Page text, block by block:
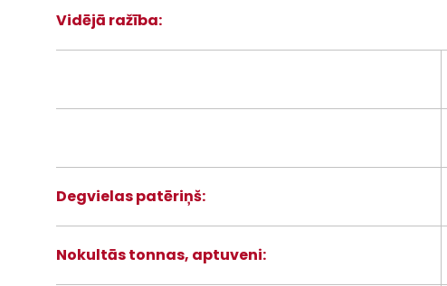
Vidējā ražība:
Degvielas patēriņš:
Nokultās tonnas, aptuveni: